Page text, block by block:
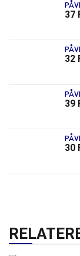
37
32
39
30